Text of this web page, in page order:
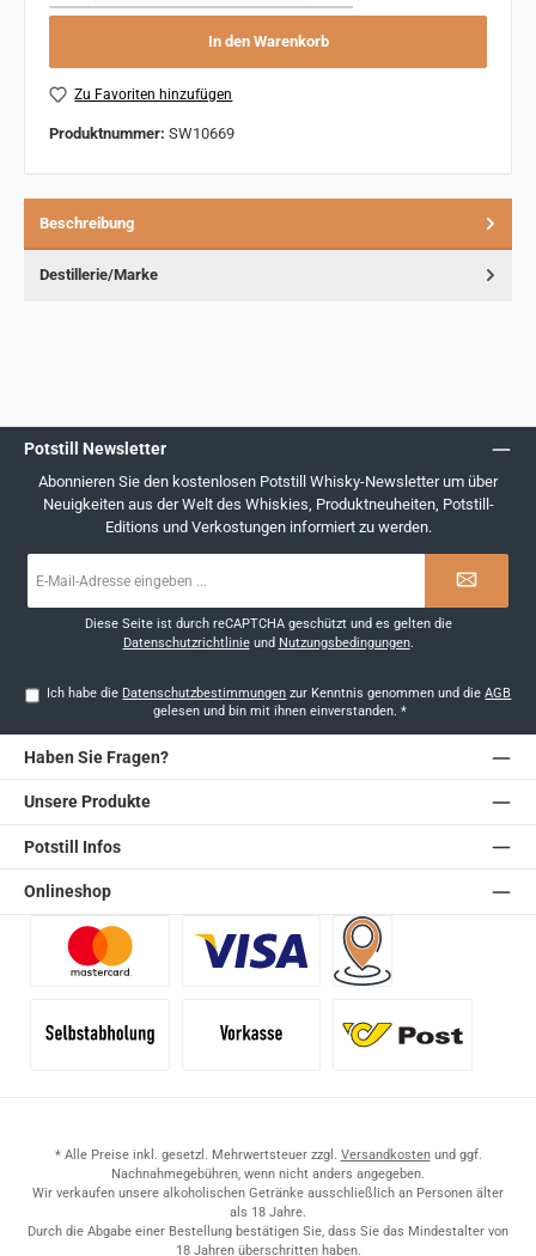
In den Warenkorb
Zu Favoriten hinzufügen
Produktnummer: SW10669
Beschreibung
Destillerie/Marke
Potstill Newsletter
Abonnieren Sie den kostenlosen Potstill Whisky-Newsletter um über
Neuigkeiten aus der Welt des Whiskies, Produktneuheiten, Potstill-
Editions und Verkostungen informiert zu werden.
Mail-
Diese Seite ist durch reCAPTCHA geschützt und es gelten die
Datenschutzrichtlinieund Nutzungsbedingungen.
Ich habe die Datenschutzbestimmungen zur Kenntnis genommen und dieAGB
gelesen und bin mit ihnen einverstanden. *
Haben Sie Fragen?
Unsere Produkte
Potstill Infos
Onlineshop
* Alle Preise inkl. gesetzl. Mehrwertsteuer zzgl. Versandkostenund ggf.
Nachnahmegebühren, wenn nicht anders angegeben.
Wir verkaufen unsere alkoholischen Getränke ausschließlich an Personen älter
als 18 Jahre.
Durch die Abgabe einer Bestellung bestätigen Sie, dass Sie das Mindestalter von
18 Jahren überschritten haben.